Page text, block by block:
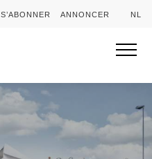
S’ABONNER ANNONCER NL